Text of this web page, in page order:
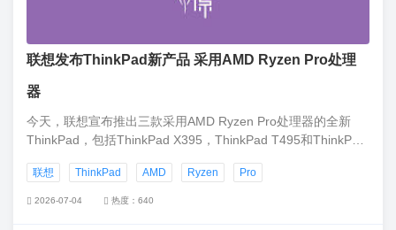
联想发布ThinkPad新产品 采用AMD Ryzen Pro处理
器
今天，联想宣布推出三款采用AMD Ryzen Pro处理器的全新
ThinkPad，包括ThinkPad X395，ThinkPad T495和ThinkPad
ThinkPad笔记本，三款机型全部包括Radeon Vega绘图单元。
联想 ThinkPad AMD Ryzen Pro
2026-07-04 热度：640